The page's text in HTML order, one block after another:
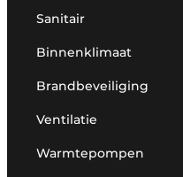
Sanitair
Binnenklimaat
Brandbeveiliging
Ventilatie
Warmtepompen